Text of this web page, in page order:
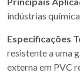
indústrias
Especificações
resistente a uma
externa em PVC